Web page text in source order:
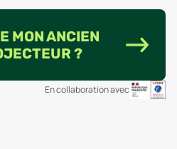
MON ANCIEN
?
En collaboration avec